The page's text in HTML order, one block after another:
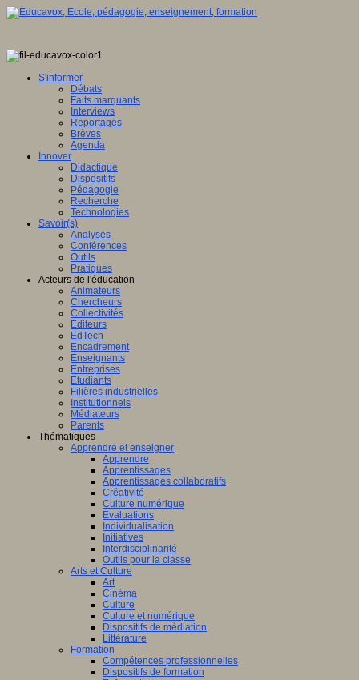
S'informer
Débats
Faits marquants
Interviews
Reportages
Brèves
Agenda
Innover
Didactique
Dispositifs
Pédagogie
Recherche
Technologies
Savoir(s)
Analyses
Conférences
Outils
Pratiques
Acteurs de l'éducation
Animateurs
Chercheurs
Collectivités
Editeurs
EdTech
Encadrement
Enseignants
Entreprises
Etudiants
Filières industrielles
Institutionnels
Médiateurs
Parents
Thématiques
Apprendre et enseigner
Apprendre
Apprentissages
Apprentissages collaboratifs
Créativité
Culture numérique
Evaluations
Individualisation
Initiatives
Interdisciplinarité
Outils pour la classe
Arts et Culture
Art
Cinéma
Culture
Culture et numérique
Dispositifs de médiation
Littérature
Formation
Compétences professionnelles
Dispositifs de formation